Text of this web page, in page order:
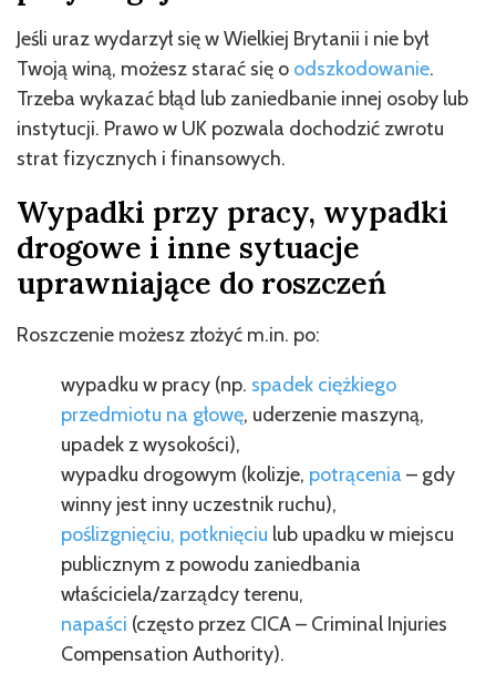
Jeśli uraz wydarzył się w Wielkiej Brytanii i nie był
Twoją winą, możesz starać się o odszkodowanie.
Trzeba wykazać błąd lub zaniedbanie innej osoby lub
instytucji. Prawo w UK pozwala dochodzić zwrotu
strat fizycznych i finansowych.
Wypadki przy pracy, wypadki
drogowe i inne sytuacje
uprawniające do roszczeń
Roszczenie możesz złożyć m.in. po:
wypadku w pracy (np. spadek ciężkiego
przedmiotu na głowę, uderzenie maszyną,
upadek z wysokości),
wypadku drogowym (kolizje, potrącenia – gdy
winny jest inny uczestnik ruchu),
poślizgnięciu, potknięciu lub upadku w miejscu
publicznym z powodu zaniedbania
właściciela/zarządcy terenu,
napaści (często przez CICA – Criminal Injuries
Compensation Authority).